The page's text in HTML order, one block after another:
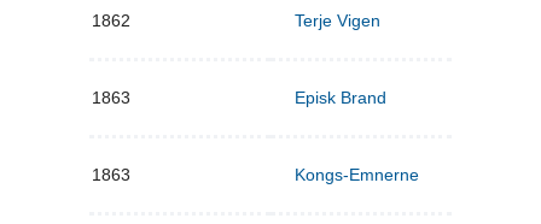
1862 Terje Vigen
1863 Episk Brand
1863 Kongs-Emnerne